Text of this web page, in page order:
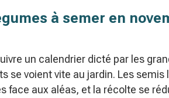
à semer en
un calendrier dicté par les
se voient vite au jardin. Les
face aux aléas, et la récolte se